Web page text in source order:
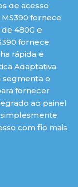
de acesso
fornece
480G e
fornece
rápida e
Adaptativa
o
fornecer
ao painel
com fio mais